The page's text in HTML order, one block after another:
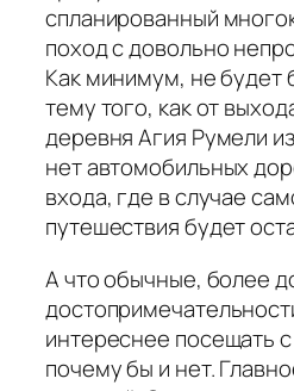
спланированный
поход с довольно
Как минимум, не будет
тему того, как от
деревня Агия Румели
нет автомобильных
входа, где в случае
путешествия будет
А что обычные, более
интереснее посещать
почему бы и нет.